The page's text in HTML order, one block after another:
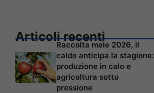
Articoli recenti
Raccolta mele 2026, il
caldo anticipa la stagione:
produzione in calo e
agricoltura sotto
pressione